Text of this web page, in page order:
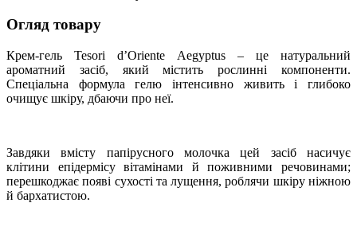
Огляд товару
Крем-гель Tesori d’Oriente Aegyptus – це натуральний
ароматний засіб, який містить рослинні компоненти.
Спеціальна формула гелю інтенсивно живить і глибоко
очищує шкіру, дбаючи про неї.
Завдяки вмісту папірусного молочка цей засіб насичує
клітини епідермісу вітамінами й поживними речовинами;
перешкоджає появі сухості та лущення, роблячи шкіру ніжною
й бархатистою.